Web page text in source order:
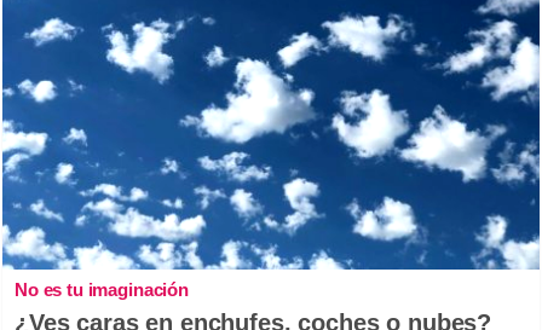
No es tu imaginación
¿Ves caras en enchufes, coches o nubes?